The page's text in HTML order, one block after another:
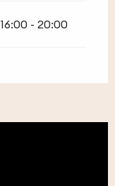
16:00 - 20:00